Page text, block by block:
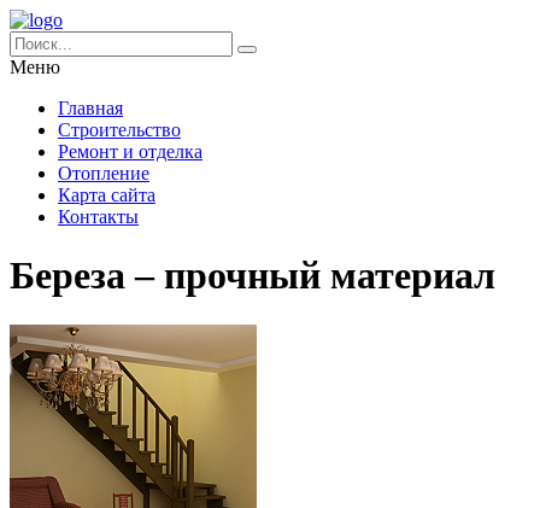
Меню
Главная
Строительство
Ремонт и отделка
Отопление
Карта сайта
Контакты
Береза – прочный материал